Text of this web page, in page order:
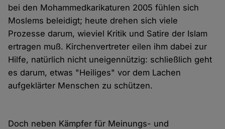
bei den Mohammedkarikaturen 2005 fühlen sich
Moslems beleidigt; heute drehen sich viele
Prozesse darum, wieviel Kritik und Satire der Islam
ertragen muß. Kirchenvertreter eilen ihm dabei zur
Hilfe, natürlich nicht uneigennützig: schließlich geht
es darum, etwas "Heiliges" vor dem Lachen
aufgeklärter Menschen zu schützen.
Doch neben Kämpfer für Meinungs- und